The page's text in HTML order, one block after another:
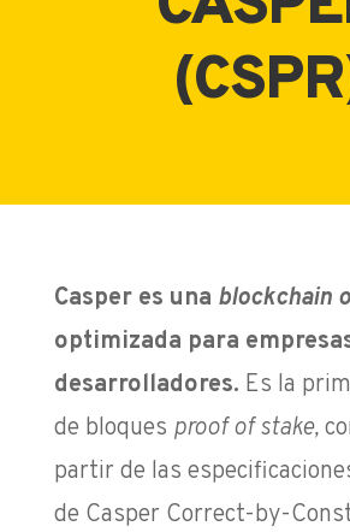
Casper es una blockchain
optimizada para
desarrolladores. Es la
de bloques proof of stake,
partir de las
de Casper Correct-by-